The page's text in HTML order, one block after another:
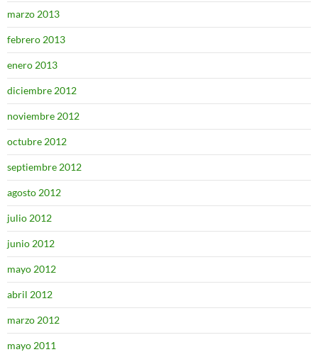
marzo 2013
febrero 2013
enero 2013
diciembre 2012
noviembre 2012
octubre 2012
septiembre 2012
agosto 2012
julio 2012
junio 2012
mayo 2012
abril 2012
marzo 2012
mayo 2011